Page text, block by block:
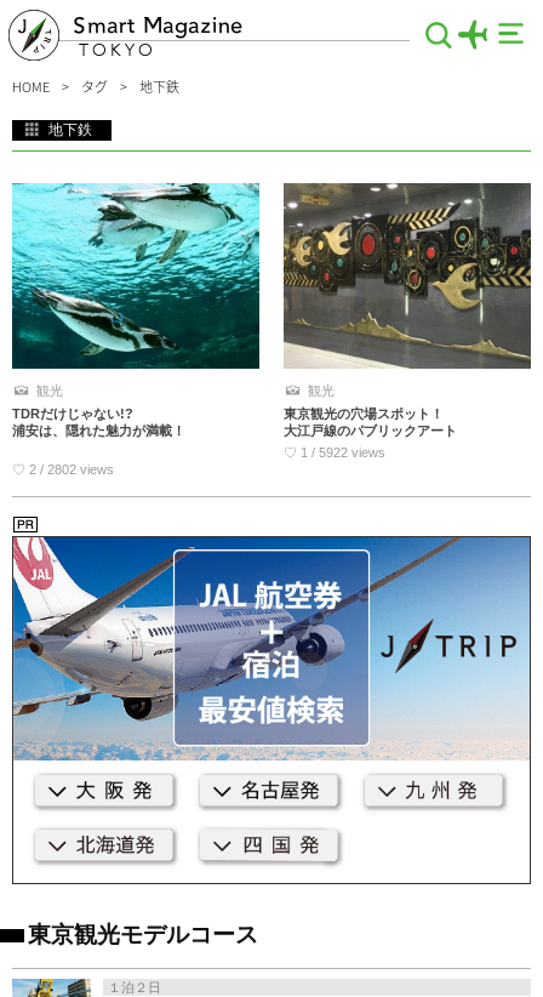
Smart Magazine
TOKYO
HOME タグ 地下鉄
地下鉄
と張り巡らされた地下鉄はどこへ行くにもとっても便利♪24時間フリー乗車券もあ
るのでお得に観光できますよ！ここでは地下鉄で行けるおすすめの観光名所や穴場
スポットをご紹介いたします。ぜひ東京観光のご参考にどうぞ！
観光
TDRだけじゃない!?
浦安は、隠れた魅力が満載！
♡ 2 / 2802 views
観光
東京観光の穴場スポット！
大江戸線のパブリックアート
♡ 1 / 5922 views
東京観光モデルコース
１泊２日